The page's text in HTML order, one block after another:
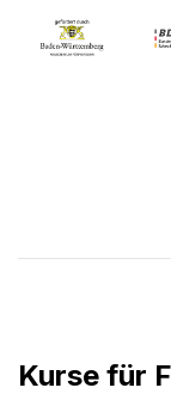
Kurse für